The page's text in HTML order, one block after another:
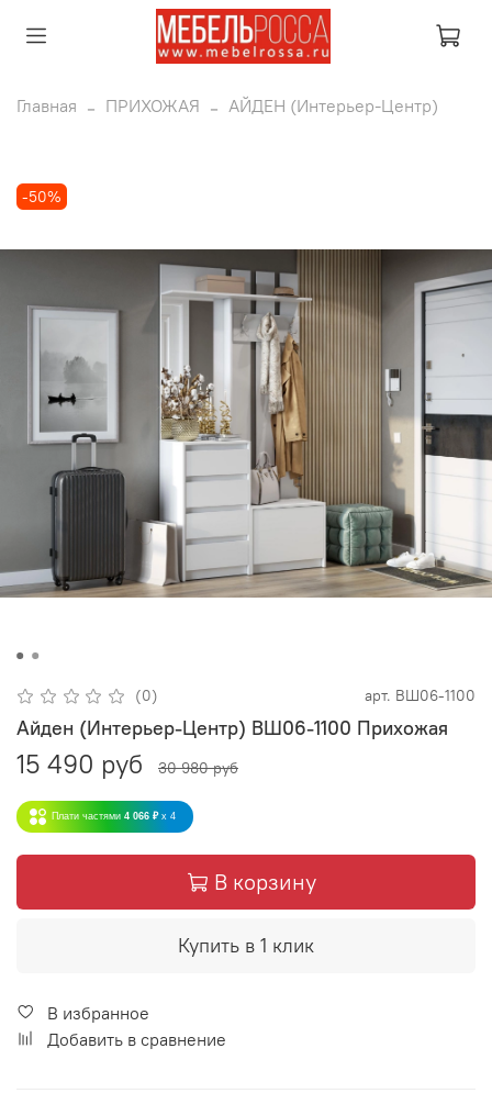
Главная ПРИХОЖАЯ АЙДЕН (Интерьер-Центр)
-50%
(0) арт. ВШ06-1100
Айден (Интерьер-Центр) ВШ06-1100 Прихожая
15 490 руб 30 980 руб
Плати частями 4 066 ₽ x 4
В корзину
Купить в 1 клик
В избранное
Добавить в сравнение